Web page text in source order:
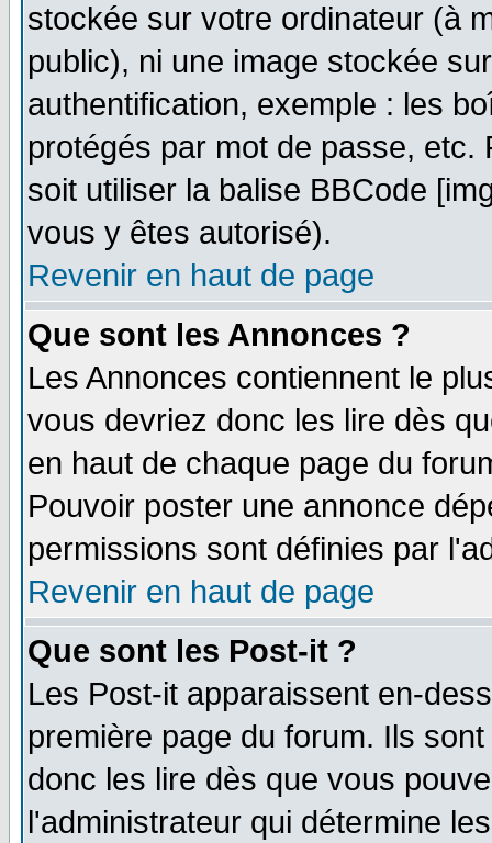
stockée sur votre ordinateur (à
public), ni une image stockée
authentification, exemple : les
protégés par mot de passe,
soit utiliser la balise BBCode
vous y êtes autorisé).
Revenir en haut de page
Que sont les Annonces ?
Les Annonces contiennent le
vous devriez donc les lire dès
en haut de chaque page du
Pouvoir poster une annonce
permissions sont définies par
Revenir en haut de page
Que sont les Post-it ?
Les Post-it apparaissent en-
première page du forum. Ils
donc les lire dès que vous
l'administrateur qui détermine